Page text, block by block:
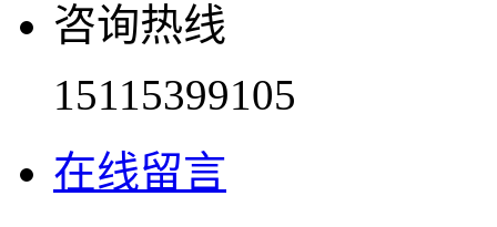
咨询热线
15115399105
在线留言